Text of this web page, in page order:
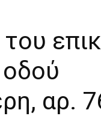
αρ.